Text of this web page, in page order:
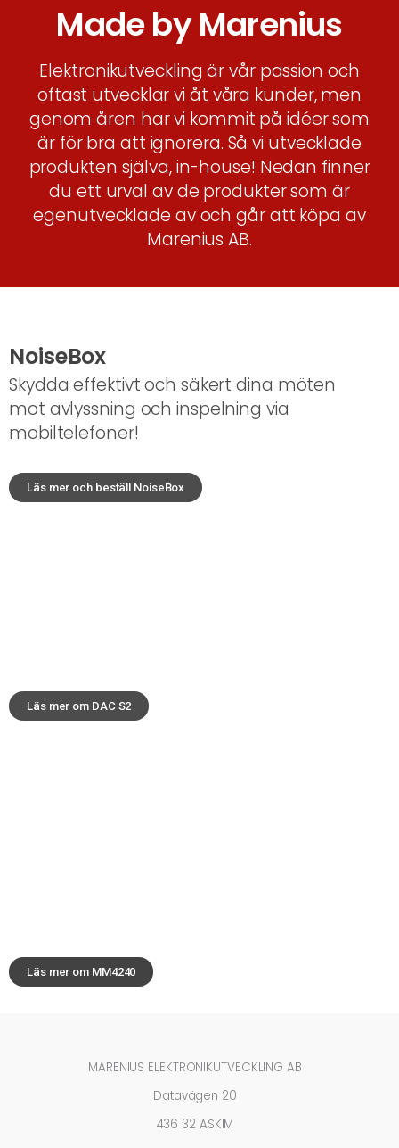
Made by Marenius
Elektronikutveckling är vår passion och
oftast utvecklar vi åt våra kunder, men
genom åren har vi kommit på idéer som
är för bra att ignorera. Så vi utvecklade
produkten själva, in-house! Nedan finner
du ett urval av de produkter som är
egenutvecklade av och går att köpa av
Marenius AB.
NoiseBox
Skydda effektivt och säkert dina möten
mot avlyssning och inspelning via
mobiltelefoner!
Läs mer och beställ NoiseBox
Läs mer om DAC S2
Läs mer om MM4240
MARENIUS ELEKTRONIKUTVECKLING AB
Datavägen 20
436 32 ASKIM